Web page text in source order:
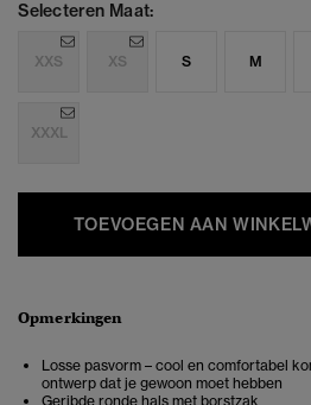
Selecteren Maat:
XXS XS S M
XXXL
TOEVOEGEN AAN
Opmerkingen
Losse pasvorm – cool en comfortabel
ontwerp dat je gewoon moet hebben
Geribde ronde hals met borstzak